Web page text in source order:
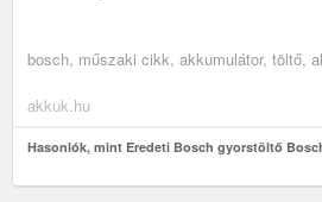
bosch, műszaki cikk, akkumulátor, töltő,
akkuk.hu
Hasonlók, mint Eredeti Bosch gyorstöltő